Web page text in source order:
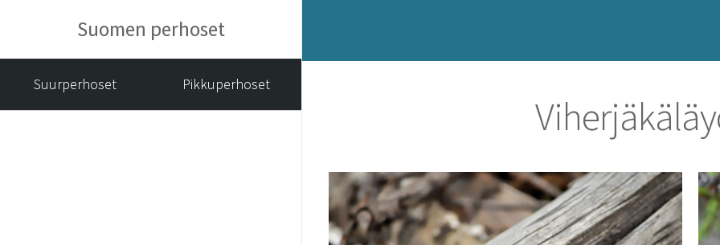
Suomen perhoset
Suurperhoset Pikkuperhoset